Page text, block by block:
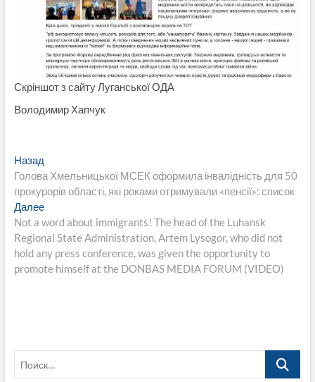
Скріншот з сайту Луганської ОДА
Володимир Хапчук
Навигация
по
записям
НазадПредыдущая
запись:
Голова Хмельницької МСЕК оформила інвалідність для 50
прокурорів області, які роками отримували «пенсії»: список
ДалееСледующая
запись:
Not a word about immigrants! The head of the Luhansk
Regional State Administration, Artem Lysogor, who did not
hold any press conference, was given the opportunity to
promote himself at the DONBAS MEDIA FORUM (VIDEO)
Поиск…